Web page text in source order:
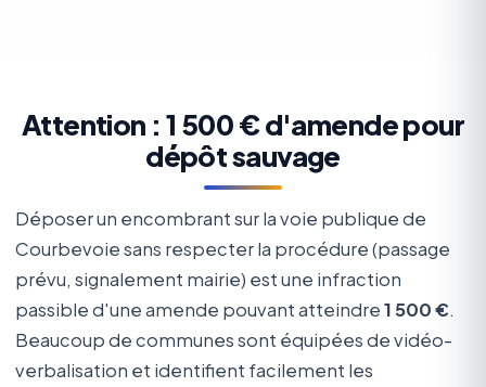
Attention : 1 500 € d'amende pour
dépôt sauvage
Déposer un encombrant sur la voie publique de
Courbevoie sans respecter la procédure (passage
prévu, signalement mairie) est une infraction
passible d'une amende pouvant atteindre1 500 €.
Beaucoup de communes sont équipées de vidéo-
verbalisation et identifient facilement les